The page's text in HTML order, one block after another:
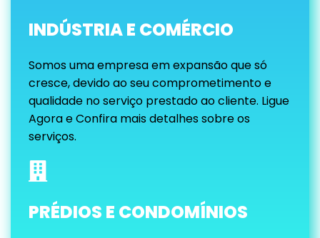
INDÚSTRIA E COMÉRCIO
Somos uma empresa em expansão que só
cresce, devido ao seu comprometimento e
qualidade no serviço prestado ao cliente. Ligue
Agora e Confira mais detalhes sobre os
serviços.
PRÉDIOS E CONDOMÍNIOS